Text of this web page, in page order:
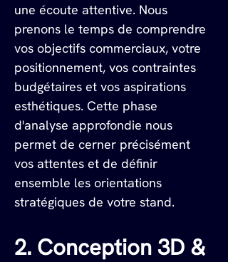
une écoute attentive. Nous
prenons le temps de comprendre
vos objectifs commerciaux, votre
positionnement, vos contraintes
budgétaires et vos aspirations
esthétiques. Cette phase
d'analyse approfondie nous
permet de cerner précisément
vos attentes et de définir
ensemble les orientations
stratégiques de votre stand.
2. Conception 3D &